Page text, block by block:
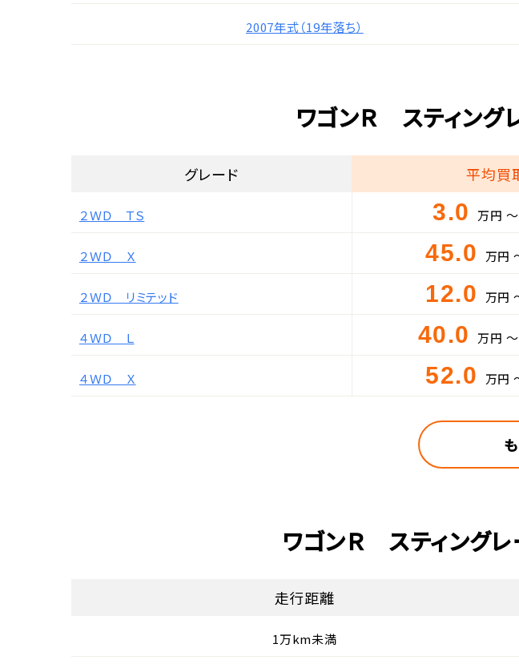
2007年式（19年落ち）
ワゴンＲ スティング
グレード 平均買
２ＷＤ ＴＳ 3.0 万円 ～
２ＷＤ Ｘ 45.0 万円
２ＷＤ リミテッド 12.0 万円
４ＷＤ Ｌ 40.0 万円 ～
４ＷＤ Ｘ 52.0 万円
ワゴンＲ スティング
走行距離
1万km未満